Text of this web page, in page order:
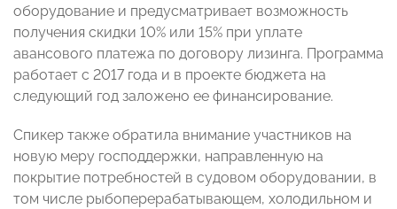
оборудование и предусматривает возможность
получения скидки 10% или 15% при уплате
авансового платежа по договору лизинга. Программа
работает с 2017 года и в проекте бюджета на
следующий год заложено ее финансирование.
Спикер также обратила внимание участников на
новую меру господдержки, направленную на
покрытие потребностей в судовом оборудовании, в
том числе рыбоперерабатывающем, холодильном и